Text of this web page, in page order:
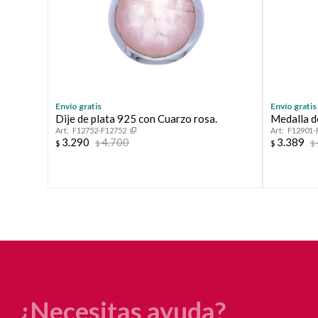
Envío gratis
Dije de plata 925 con Cuarzo rosa.
F12752-F12752
$ 3.290 $4.700
Envío gratis
Medalla
F12901-
$ 3.389 $
¿Necesitas ayuda?